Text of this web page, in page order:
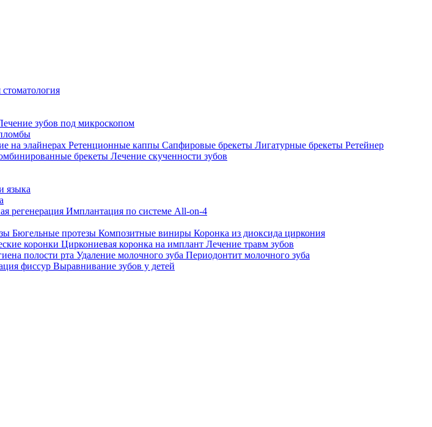
стоматология
зубов под микроскопом
на элайнерах Ретенционные каппы Сапфировые брекеты Лигатурные брекеты Ретейнер
брекеты Лечение скученности зубов
языка
регенерация Имплантация по системе All-on-4
Бюгельные протезы Композитные виниры Коронка из диоксида циркония
коронки Циркониевая коронка на имплант Лечение травм зубов
полости рта Удаление молочного зуба Периодонтит молочного зуба
фиссур Выравнивание зубов у детей